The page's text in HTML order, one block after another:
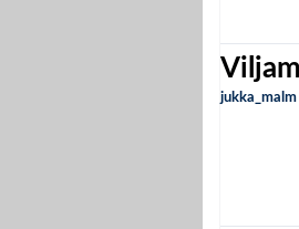
jukka_malm